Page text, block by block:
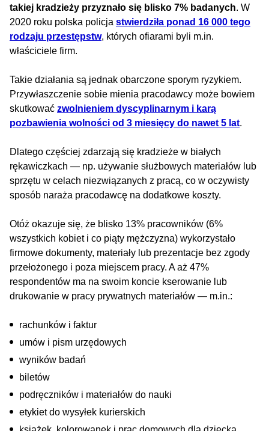
takiej kradzieży przyznało się blisko 7% badanych. W
2020 roku polska policja stwierdziła ponad 16 000 tego
rodzaju przestępstw, których ofiarami byli m.in.
właściciele firm.
Takie działania są jednak obarczone sporym ryzykiem.
Przywłaszczenie sobie mienia pracodawcy może bowiem
skutkować zwolnieniem dyscyplinarnym i karą
pozbawienia wolności od 3 miesięcy do nawet 5 lat.
Dlatego częściej zdarzają się kradzieże w białych
rękawiczkach — np. używanie służbowych materiałów lub
sprzętu w celach niezwiązanych z pracą, co w oczywisty
sposób naraża pracodawcę na dodatkowe koszty.
Otóż okazuje się, że blisko 13% pracowników (6%
wszystkich kobiet i co piąty mężczyzna) wykorzystało
firmowe dokumenty, materiały lub prezentacje bez zgody
przełożonego i poza miejscem pracy. A aż 47%
respondentów ma na swoim koncie kserowanie lub
drukowanie w pracy prywatnych materiałów — m.in.:
rachunków i faktur
umów i pism urzędowych
wyników badań
biletów
podręczników i materiałów do nauki
etykiet do wysyłek kurierskich